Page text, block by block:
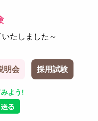
たしました～
明会 採用試験
よう!